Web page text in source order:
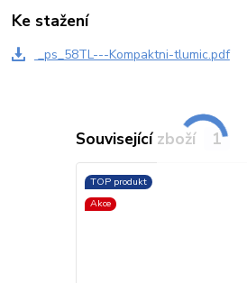
Ke stažení
_ps_58TL---Kompaktni-tlumic.pdf
Související zboží 1
TOP produkt
Akce